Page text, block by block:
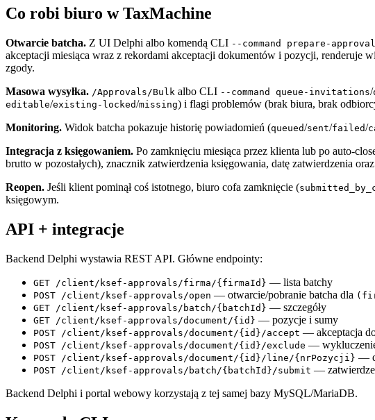
Co robi biuro w TaxMachine
Otwarcie batcha. Z UI Delphi albo komendą CLI --command prepare-
akceptacji miesiąca wraz z rekordami akceptacji dokumentów i pozycji, renderuje
zgody.
Masowa wysyłka. /Approvals/Bulk albo CLI --command queue-invitations/
editable/existing-locked/missing) i flagi problemów (brak biura, brak
Monitoring. Widok batcha pokazuje historię powiadomień (queued/sent/failed/
Integracja z księgowaniem. Po zamknięciu miesiąca przez klienta lub po auto-
brutto w pozostałych), znacznik zatwierdzenia księgowania, datę zatwierdzenia
Reopen. Jeśli klient pominął coś istotnego, biuro cofa zamknięcie (
księgowym.
API + integracje
Backend Delphi wystawia REST API. Główne endpointy:
GET /client/ksef-approvals/firma/{firmaId} — lista batchy
POST /client/ksef-approvals/open — otwarcie/pobranie batcha dla
GET /client/ksef-approvals/batch/{batchId} — szczegóły
GET /client/ksef-approvals/document/{id} — pozycje i sumy
POST /client/ksef-approvals/document/{id}/accept — akceptacja
POST /client/ksef-approvals/document/{id}/exclude —
POST /client/ksef-approvals/document/{id}/line/{nrPozycji} —
POST /client/ksef-approvals/batch/{batchId}/submit —
Backend Delphi i portal webowy korzystają z tej samej bazy MySQL/MariaDB.